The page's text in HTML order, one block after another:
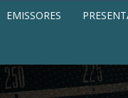
EMISSORES